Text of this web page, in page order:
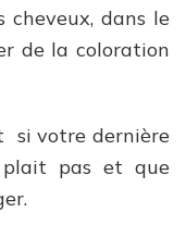
cheveux, dans le
de la coloration
si votre dernière
plait pas et que